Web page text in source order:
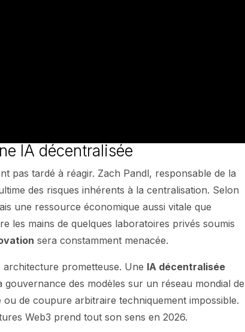
IA décentralisée
pas tardé à réagir. Zach Pandl, responsable de la
des risques inhérents à la centralisation. Selon
une ressource économique aussi vitale que
les mains de quelques laboratoires privés soumis
sera constamment menacée.
prometteuse. Une IA décentralisée
des modèles sur un réseau mondial de
de coupure arbitraire techniquement impossible.
Web3 prend tout son sens en 2026.